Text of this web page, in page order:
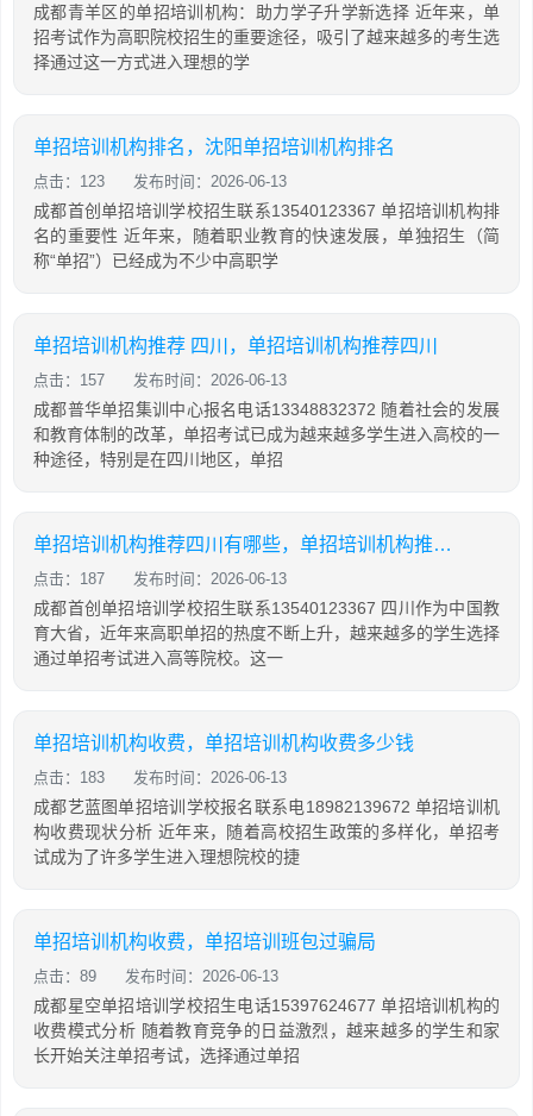
成都青羊区的单招培训机构：助力学子升学新选择 近年来，单
招考试作为高职院校招生的重要途径，吸引了越来越多的考生选
择通过这一方式进入理想的学
单招培训机构排名，沈阳单招培训机构排名
点击：123 发布时间：2026-06-13
成都首创单招培训学校招生联系13540123367 单招培训机构排
名的重要性 近年来，随着职业教育的快速发展，单独招生（简
称“单招”）已经成为不少中高职学
单招培训机构推荐 四川，单招培训机构推荐四川
点击：157 发布时间：2026-06-13
成都普华单招集训中心报名电话13348832372 随着社会的发展
和教育体制的改革，单招考试已成为越来越多学生进入高校的一
种途径，特别是在四川地区，单招
单招培训机构推荐四川有哪些，单招培训机构推荐四川有哪些地方
点击：187 发布时间：2026-06-13
成都首创单招培训学校招生联系13540123367 四川作为中国教
育大省，近年来高职单招的热度不断上升，越来越多的学生选择
通过单招考试进入高等院校。这一
单招培训机构收费，单招培训机构收费多少钱
点击：183 发布时间：2026-06-13
成都艺蓝图单招培训学校报名联系电18982139672 单招培训机
构收费现状分析 近年来，随着高校招生政策的多样化，单招考
试成为了许多学生进入理想院校的捷
单招培训机构收费，单招培训班包过骗局
点击：89 发布时间：2026-06-13
成都星空单招培训学校招生电话15397624677 单招培训机构的
收费模式分析 随着教育竞争的日益激烈，越来越多的学生和家
长开始关注单招考试，选择通过单招